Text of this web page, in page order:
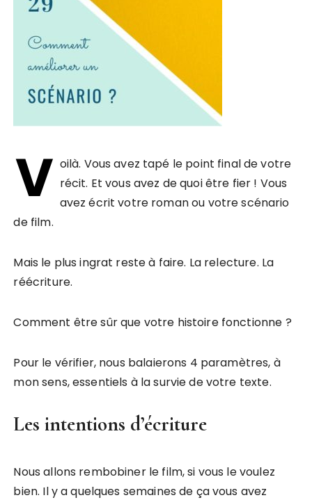
V oilà. Vous avez tapé le point final de votre
récit. Et vous avez de quoi être fier ! Vous
avez écrit votre roman ou votre scénario
de film.
Mais le plus ingrat reste à faire. La relecture. La
réécriture.
Comment être sûr que votre histoire fonctionne ?
Pour le vérifier, nous balaierons 4 paramètres, à
mon sens, essentiels à la survie de votre texte.
Les intentions d’écriture
Nous allons rembobiner le film, si vous le voulez
bien. Il y a quelques semaines de ça vous avez